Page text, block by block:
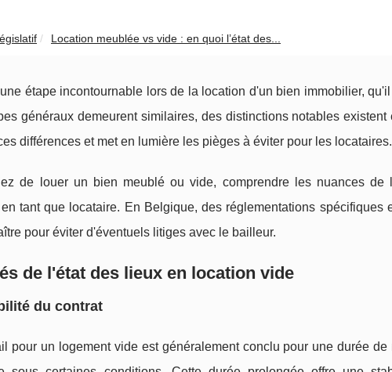
Location meublée vs vide : en quoi l’état des...
étape incontournable lors de la location d'un bien immobilier,
généraux demeurent similaires, des distinctions notables
différences et met en lumière les pièges à éviter pour les locataires.
de louer un bien meublé ou vide, comprendre les nuances de
tant que locataire. En Belgique, des réglementations spécifiques
pour éviter d'éventuels litiges avec le bailleur.
de l'état des lieux en location vide
du contrat
pour un logement vide est généralement conclu pour une durée